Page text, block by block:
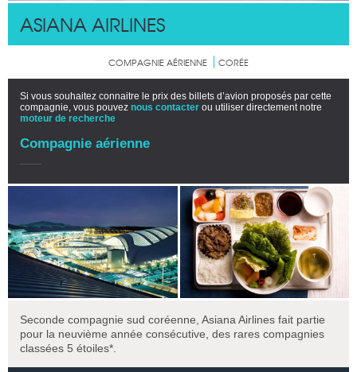
ASIANA AIRLINES
COMPAGNIE AÉRIENNE CORÉE
Si vous souhaitez connaitre le prix des billets d’avion proposés par cette
compagnie, vous pouvez nous contacter ou utiliser directement notre
moteur de recherche
Compagnie aérienne
Seconde compagnie sud coréenne, Asiana Airlines fait partie
pour la neuvième année consécutive, des rares compagnies
classées 5 étoiles*.